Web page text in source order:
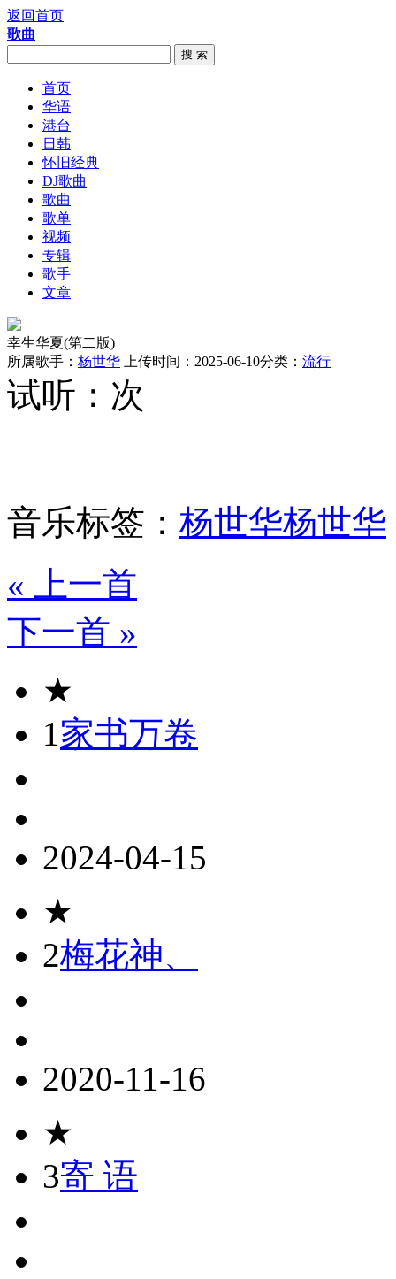
返回首页
歌曲
搜 索
首页
华语
港台
日韩
怀旧经典
DJ歌曲
歌曲
歌单
视频
专辑
歌手
文章
幸生华夏(第二版)
所属歌手： 杨世华 上传时间：2025-06-10分类： 流行
试听： 次
音乐标签： 杨世华杨世华
« 上一首
下一首 »
★
1家书万卷
2024-04-15
★
2梅花神、
2020-11-16
★
3寄 语